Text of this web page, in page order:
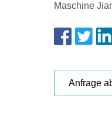
Maschine
Anfrage